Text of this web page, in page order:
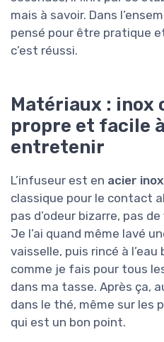
mais à savoir. Dans
pensé pour être pratique
c’est réussi.
Matériaux : inox
propre et facile à
entretenir
L’infuseur est en acier
classique pour le contact
pas d’odeur bizarre, pas
Je l’ai quand même lavé
vaisselle, puis rincé à
comme je fais pour tous
dans ma tasse. Après ça,
dans le thé, même sur les
qui est un bon point.